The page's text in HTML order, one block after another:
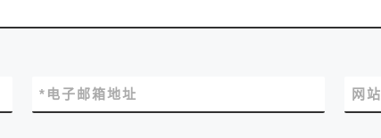
电子邮箱地址
* 网